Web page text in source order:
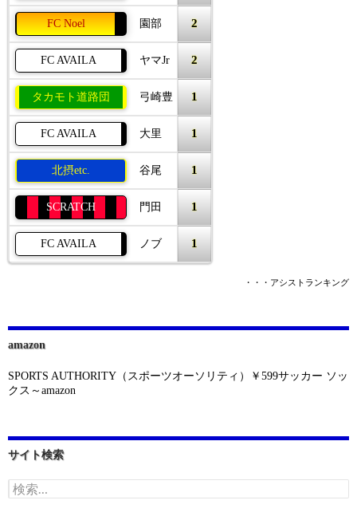
FC Noel 園部 2
FC AVAILA ヤマJr 2
タカモト道路団 弓崎豊 1
FC AVAILA 大里 1
北摂etc. 谷尾 1
SCRATCH 門田 1
FC AVAILA ノブ 1
・・・アシストランキング
amazon
SPORTS AUTHORITY（スポーツオーソリティ）￥599サッカー ソッ
クス～amazon
サイト検索
検
索: